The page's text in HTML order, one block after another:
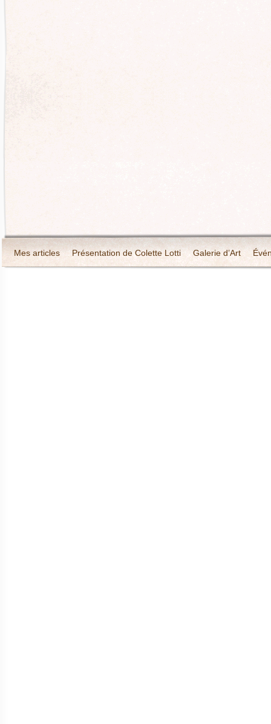
Mes articles Présentation de Colette Lotti Galerie d’Art